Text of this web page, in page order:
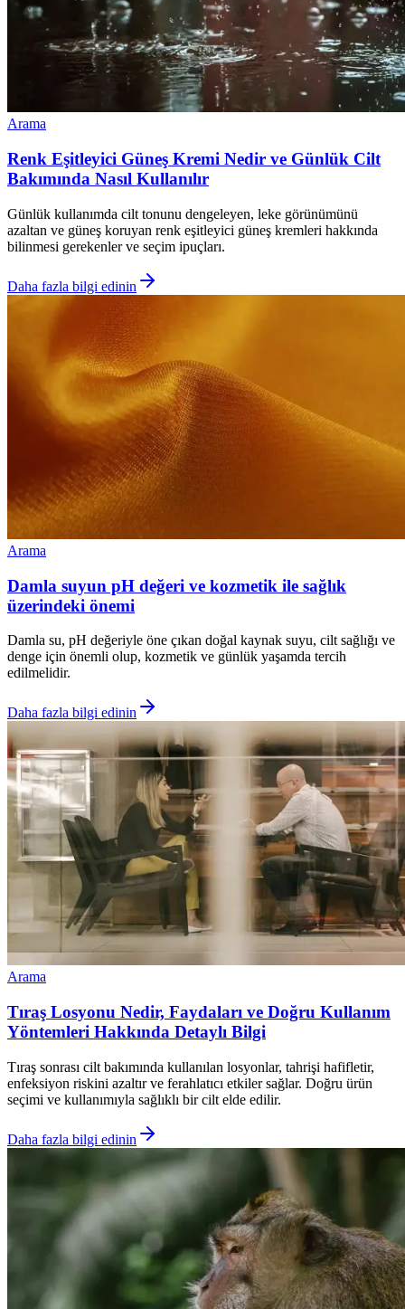
Arama
Renk Eşitleyici Güneş Kremi Nedir ve Günlük Cilt
Bakımında Nasıl Kullanılır
Günlük kullanımda cilt tonunu dengeleyen, leke görünümünü
azaltan ve güneş koruyan renk eşitleyici güneş kremleri hakkında
bilinmesi gerekenler ve seçim ipuçları.
Daha fazla bilgi edinin
Arama
Damla suyun pH değeri ve kozmetik ile sağlık
üzerindeki önemi
Damla su, pH değeriyle öne çıkan doğal kaynak suyu, cilt sağlığı ve
denge için önemli olup, kozmetik ve günlük yaşamda tercih
edilmelidir.
Daha fazla bilgi edinin
Arama
Tıraş Losyonu Nedir, Faydaları ve Doğru Kullanım
Yöntemleri Hakkında Detaylı Bilgi
Tıraş sonrası cilt bakımında kullanılan losyonlar, tahrişi hafifletir,
enfeksiyon riskini azaltır ve ferahlatıcı etkiler sağlar. Doğru ürün
seçimi ve kullanımıyla sağlıklı bir cilt elde edilir.
Daha fazla bilgi edinin